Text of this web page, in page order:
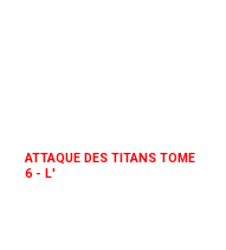
ATTAQUE DES TITANS TOME
6 - L'